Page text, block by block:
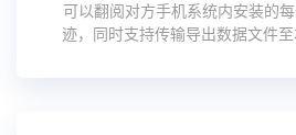
可以翻阅对方手机系统内安装的
迹，同时支持传输导出数据文件至